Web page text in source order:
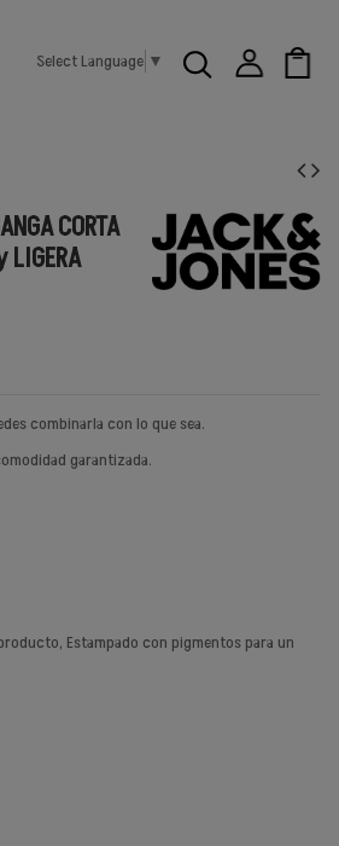
Select Language ▼
CORTA
LIGERA
combinarla con lo que sea.
garantizada.
Estampado con pigmentos para un